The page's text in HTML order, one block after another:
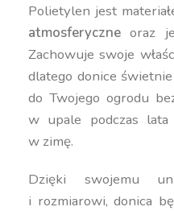
Polietylen jest
atmosferyczne oraz
Zachowuje swoje
dlatego donice
do Twojego ogrodu
w upale podczas
w zimę.
Dzięki swojemu
i rozmiarowi, donica